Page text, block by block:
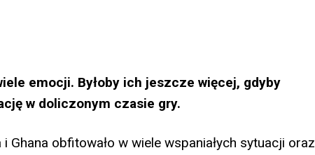
emocji. Byłoby ich jeszcze więcej, gdyby
w doliczonym czasie gry.
Ghana obfitowało w wiele wspaniałych sytuacji oraz